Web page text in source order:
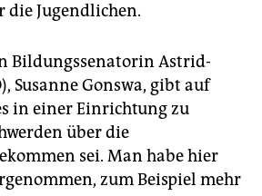
Jugendlichen.
Bildungssenatorin Astrid-
Susanne Gonswa, gibt auf
in einer Einrichtung zu
über die
sei. Man habe hier
zum Beispiel mehr